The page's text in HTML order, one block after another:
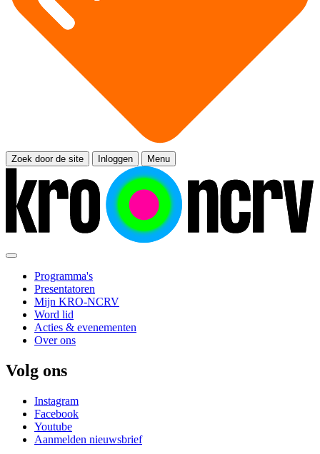
Zoek door de site Inloggen Menu
Programma's
Presentatoren
Mijn KRO-NCRV
Word lid
Acties & evenementen
Over ons
Volg ons
Instagram
Facebook
Youtube
Aanmelden nieuwsbrief